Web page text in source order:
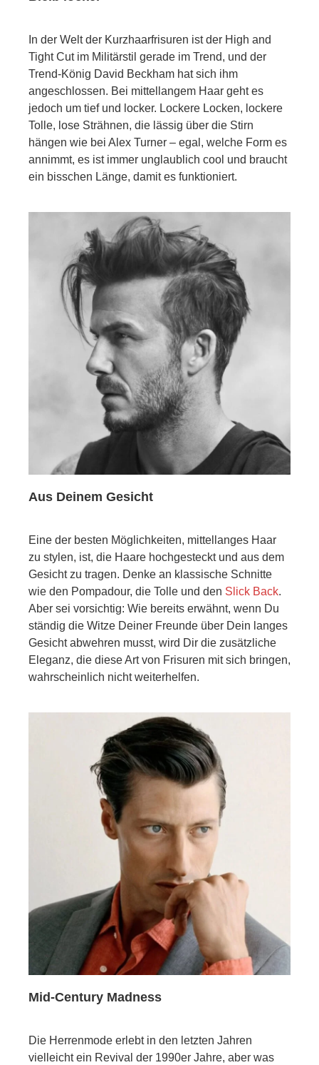
In der Welt der Kurzhaarfrisuren ist der High and
Tight Cut im Militärstil gerade im Trend, und der
Trend-König David Beckham hat sich ihm
angeschlossen. Bei mittellangem Haar geht es
jedoch um tief und locker. Lockere Locken, lockere
Tolle, lose Strähnen, die lässig über die Stirn
hängen wie bei Alex Turner – egal, welche Form es
annimmt, es ist immer unglaublich cool und braucht
ein bisschen Länge, damit es funktioniert.
Aus Deinem Gesicht
Eine der besten Möglichkeiten, mittellanges Haar
zu stylen, ist, die Haare hochgesteckt und aus dem
Gesicht zu tragen. Denke an klassische Schnitte
wie den Pompadour, die Tolle und den Slick Back.
Aber sei vorsichtig: Wie bereits erwähnt, wenn Du
ständig die Witze Deiner Freunde über Dein langes
Gesicht abwehren musst, wird Dir die zusätzliche
Eleganz, die diese Art von Frisuren mit sich bringen,
wahrscheinlich nicht weiterhelfen.
Mid-Century Madness
Die Herrenmode erlebt in den letzten Jahren
vielleicht ein Revival der 1990er Jahre, aber was